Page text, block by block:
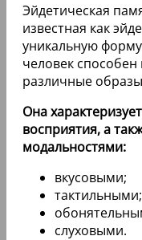
Эйдетическая
известная как
уникальную
человек
различные
Она
восприятия, а
модальностями:
вкусовыми;
тактильными;
слуховыми.